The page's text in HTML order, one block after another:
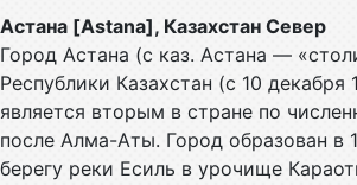
Астана [Astana], Казахстан Север
Город Астана (с каз. Астана —
Республики Казахстан (с 10 декабря
является вторым в стране по
после Алма-Аты. Город образован в
берегу реки Есиль в урочище